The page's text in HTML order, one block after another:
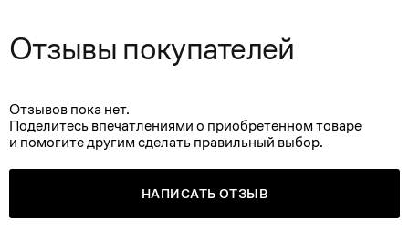
Отзывы покупателей
Отзывов пока нет.
Поделитесь впечатлениями о приобретенном товаре
и помогите другим сделать правильный выбор.
НАПИСАТЬ ОТЗЫВ